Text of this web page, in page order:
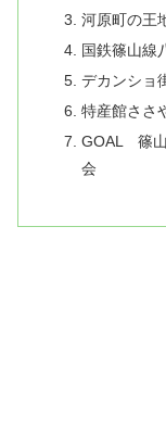
河原町の王
国鉄篠山線
デカンショ
特産館ささ
GOAL 篠山
会